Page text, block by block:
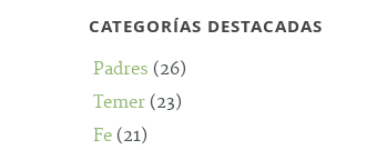
CATEGORÍAS DESTACADAS
Padres (26)
Temer (23)
Fe (21)